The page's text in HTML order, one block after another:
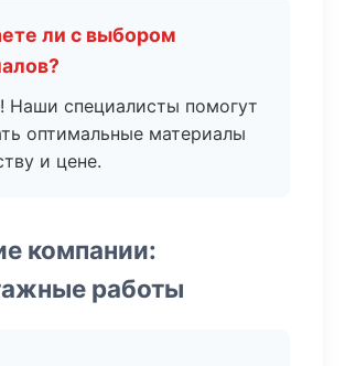
ли с выбором
Наши специалисты помогут
оптимальные материалы
и цене.
компании:
работы